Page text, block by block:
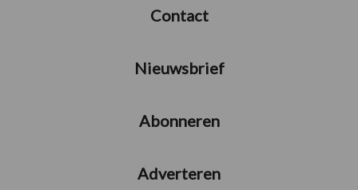
Contact
Nieuwsbrief
Abonneren
Adverteren